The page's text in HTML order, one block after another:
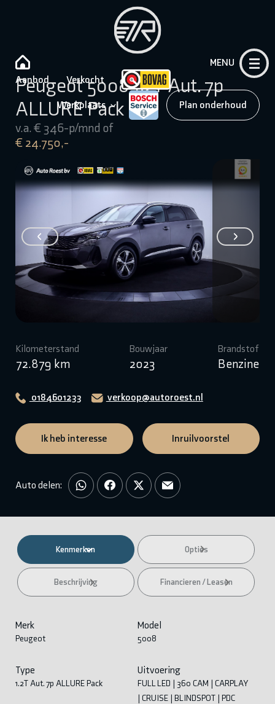
Aanbod Verkocht
Werkplaats Plan onderhoud
MENU
Peugeot 5008 1.2T Aut. 7p
ALLURE Pack
v.a. € 346-p/mnd of
€ 24.750,-
Kilometerstand
72.879 km
Bouwjaar
2023
Brandstof
Benzine
0184601233 verkoop@autoroest.nl
Ik heb interesse Inruilvoorstel
Auto delen:
Kenmerken Opties
Beschrijving Financieren / Leasen
Merk
Peugeot
Model
5008
Type
1.2T Aut. 7p ALLURE Pack
Uitvoering
FULL LED | 360 CAM | CARPLAY
| CRUISE | BLINDSPOT | PDC